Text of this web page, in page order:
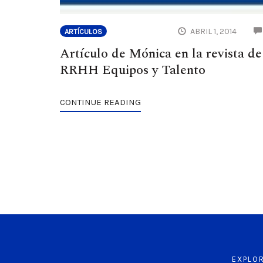
ARTÍCULOS ABRIL 1, 2014
Artículo de Mónica en la revista de
RRHH Equipos y Talento
CONTINUE READING